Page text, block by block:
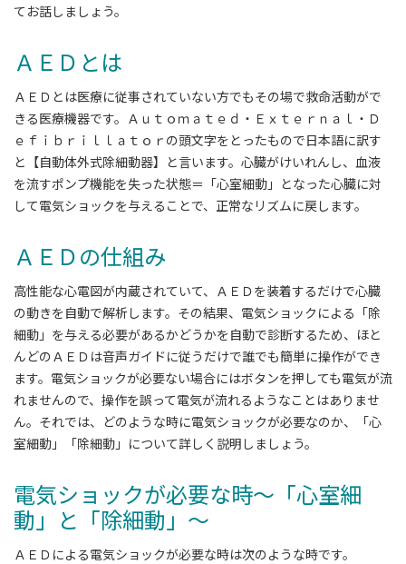
てお話しましょう。
ＡＥＤとは
ＡＥＤとは医療に従事されていない方でもその場で救命活動がで
きる医療機器です。Ａｕｔｏｍａｔｅｄ・Ｅｘｔｅｒｎａｌ・Ｄ
ｅｆｉｂｒｉｌｌａｔｏｒの頭文字をとったもので日本語に訳す
と【自動体外式除細動器】と言います。心臓がけいれんし、血液
を流すポンプ機能を失った状態＝「心室細動」となった心臓に対
して電気ショックを与えることで、正常なリズムに戻します。
ＡＥＤの仕組み
高性能な心電図が内蔵されていて、ＡＥＤを装着するだけで心臓
の動きを自動で解析します。その結果、電気ショックによる「除
細動」を与える必要があるかどうかを自動で診断するため、ほと
んどのＡＥＤは音声ガイドに従うだけで誰でも簡単に操作ができ
ます。電気ショックが必要ない場合にはボタンを押しても電気が流
れませんので、操作を誤って電気が流れるようなことはありませ
ん。それでは、どのような時に電気ショックが必要なのか、「心
室細動」「除細動」について詳しく説明しましょう。
電気ショックが必要な時～「心室細
動」と「除細動」～
ＡＥＤによる電気ショックが必要な時は次のような時です。